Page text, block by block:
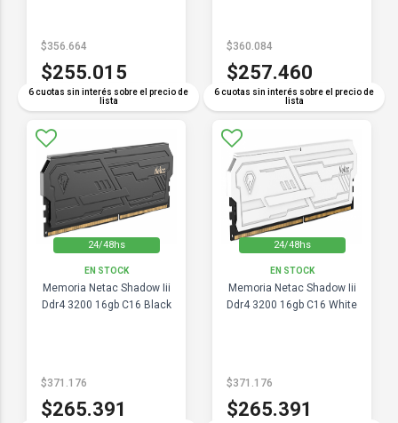
6 cuotas sin interés sobre el precio de
lista
$356.664
$255.015
6 cuotas sin interés sobre el precio de
lista
$360.084
$257.460
24/48hs
EN STOCK
Memoria Netac Shadow Iii
Ddr4 3200 16gb C16 Black
$371.176
$265.391
24/48hs
EN STOCK
Memoria Netac Shadow Iii
Ddr4 3200 16gb C16 White
$371.176
$265.391